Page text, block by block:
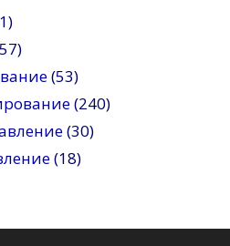
(53)
(240)
(30)
(18)